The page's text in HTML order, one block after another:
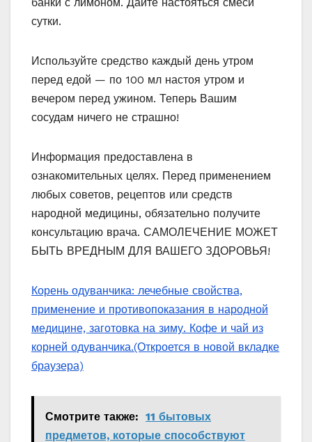
банки с лимоном. Дайте настояться смеси
сутки.
Используйте средство каждый день утром
перед едой — по 100 мл настоя утром и
вечером перед ужином. Теперь Вашим
сосудам ничего не страшно!
Информация предоставлена в
ознакомительных целях. Перед применением
любых советов, рецептов или средств
народной медицины, обязательно получите
консультацию врача. САМОЛЕЧЕНИЕ МОЖЕТ
БЫТЬ ВРЕДНЫМ ДЛЯ ВАШЕГО ЗДОРОВЬЯ!
Корень одуванчика: лечебные свойства,
применение и противопоказания в народной
медицине, заготовка на зиму. Кофе и чай из
корней одуванчика.(Откроется в новой вкладке
браузера)
Смотрите также: 11 бытовых
предметов, которые способствуют